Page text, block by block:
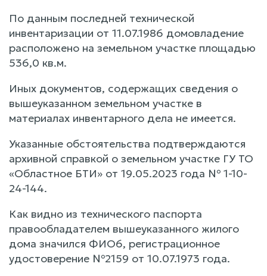
По данным последней технической
инвентаризации от 11.07.1986 домовладение
расположено на земельном участке площадью
536,0 кв.м.
Иных документов, содержащих сведения о
вышеуказанном земельном участке в
материалах инвентарного дела не имеется.
Указанные обстоятельства подтверждаются
архивной справкой о земельном участке ГУ ТО
«Областное БТИ» от 19.05.2023 года № 1-10-
24-144.
Как видно из технического паспорта
правообладателем вышеуказанного жилого
дома значился ФИО6, регистрационное
удостоверение №2159 от 10.07.1973 года.